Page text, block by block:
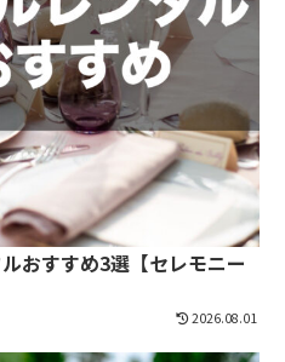
おすすめ3選【セレモニー
2026.08.01